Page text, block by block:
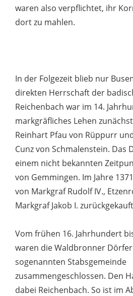
waren also verpflichtet, ihr
dort zu mahlen.
In der Folgezeit blieb nur
direkten Herrschaft der
Reichenbach war im 14.
markgräfliches Lehen
Reinhart Pfau von Rüppurr
Cunz von Schmalenstein. Das
einem nicht bekannten
von Gemmingen. Im Jahre
von Markgraf Rudolf IV.,
Markgraf Jakob I.
Vom frühen 16. Jahrhundert
waren die Waldbronner
sogenannten Stabsgemeinde
zusammengeschlossen. Den
dabei Reichenbach. So ist im